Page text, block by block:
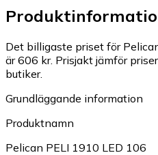
Det billigaste priset för
är 606 kr. Prisjakt jämför
butiker.
Grundläggande information
Produktnamn
Pelican PELI 1910 LED 106